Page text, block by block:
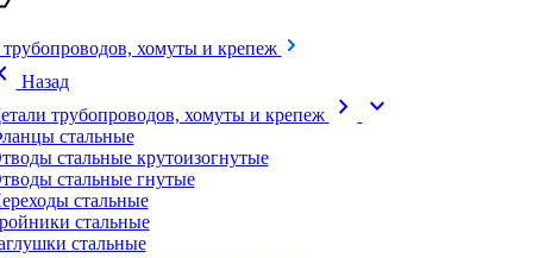
трубопроводов, хомуты и крепеж
Назад
трубопроводов, хомуты и крепеж
chevron_right expand_more
стальные
стальные крутоизогнутые
стальные гнутые
стальные
стальные
стальные